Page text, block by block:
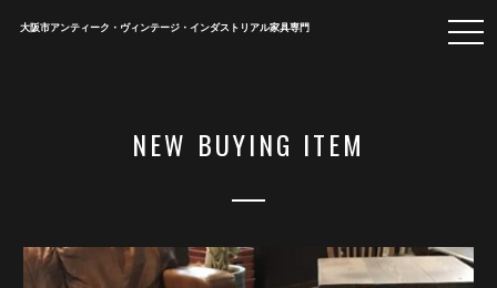
大阪市アンティーク・ヴィンテージ・インダストリアル家具専門
NEW BUYING ITEM